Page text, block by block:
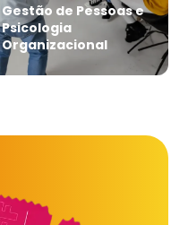
Gestão de Pessoas e
Psicologia
Organizacional